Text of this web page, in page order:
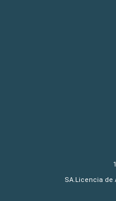
SA.Licencia de